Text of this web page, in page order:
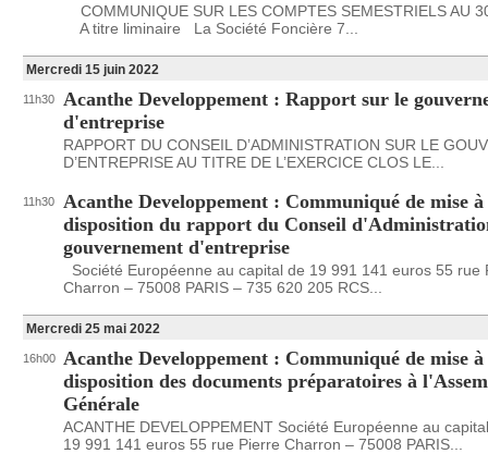
COMMUNIQUE SUR LES COMPTES SEMESTRIELS AU
A titre liminaire La Société Foncière 7...
Mercredi 15 juin 2022
11h30
Acanthe Developpement : Rapport sur le
d'entreprise
RAPPORT DU CONSEIL D’ADMINISTRATION SUR LE
D’ENTREPRISE AU TITRE DE L’EXERCICE CLOS LE...
11h30
Acanthe Developpement : Communiqué de mise à
disposition du rapport du Conseil
gouvernement d'entreprise
Société Européenne au capital de 19 991 141 euros 55 rue
Charron – 75008 PARIS – 735 620 205 RCS...
Mercredi 25 mai 2022
16h00 Acanthe Developpement : Communiqué de mise à
disposition des documents préparatoires à
Générale
ACANTHE DEVELOPPEMENT Société Européenne au
19 991 141 euros 55 rue Pierre Charron – 75008 PARIS...